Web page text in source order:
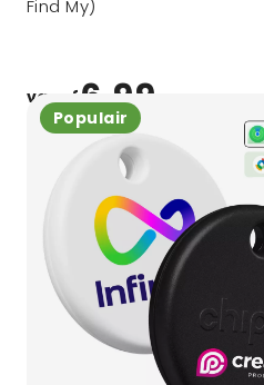
Find My)
vanaf6,99
Populair